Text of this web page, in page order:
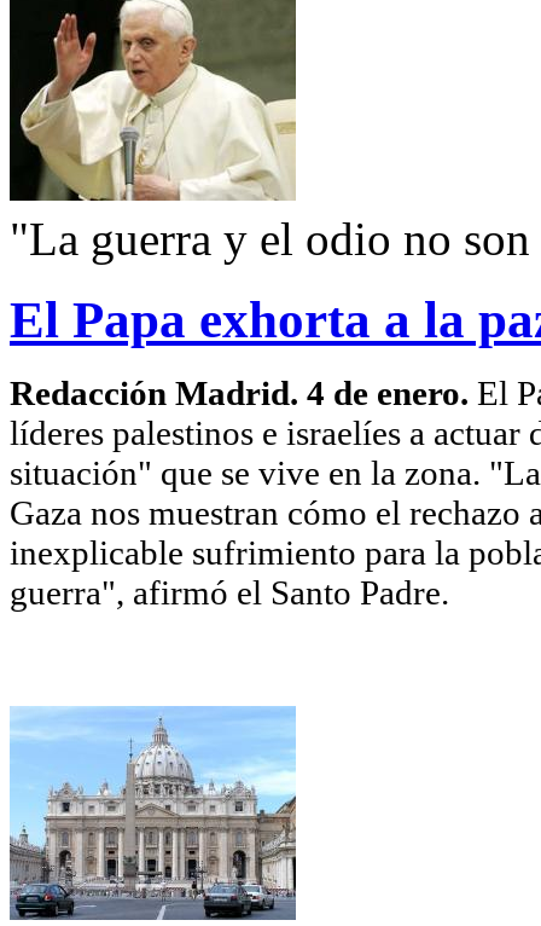
"La guerra y el odio no
El Papa exhorta a la
Redacción Madrid. 4 de enero. El
líderes palestinos e israelíes a
situación" que se vive en la zona.
Gaza nos muestran cómo el
inexplicable sufrimiento para la
guerra", afirmó el Santo Padre.